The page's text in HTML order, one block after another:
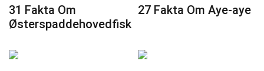
31 Fakta Om
Østerspaddehovedfisk
27 Fakta Om Aye-aye